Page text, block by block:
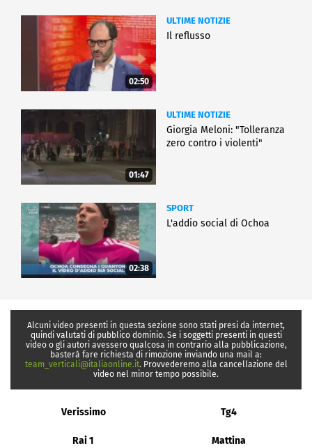
02:50
ULTIME NOTIZIE
Il reflusso
01:47
ULTIME NOTIZIE
Giorgia Meloni: "Tolleranza
zero contro i violenti"
02:38
SPORT
L'addio social di Ochoa
Alcuni video presenti in questa sezione sono stati presi da internet,
quindi valutati di pubblico dominio. Se i soggetti presenti in questi
video o gli autori avessero qualcosa in contrario alla pubblicazione,
basterà fare richiesta di rimozione inviando una mail a:
team_verticali@italiaonline.it. Provvederemo alla cancellazione del
video nel minor tempo possibile.
Verissimo Tg4
Rai 1 Mattina